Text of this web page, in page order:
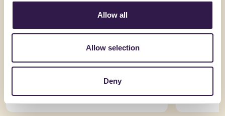
Allow all
Allow selection
Deny
Viscoflex 2000
Vai al dettaglio
Base
Vai al